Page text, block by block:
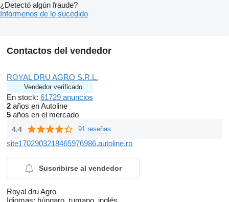
¿Detectó algún fraude?
Infórmenos de lo sucedido
Contactos del vendedor
ROYAL DRU AGRO S.R.L.
Vendedor verificado
En stock: 61729 anuncios
2 años en Autoline
5 años en el mercado
4.4 91 reseñas
site1702903218465976986.autoline.ro
Suscribirse al vendedor
Royal dru Agro